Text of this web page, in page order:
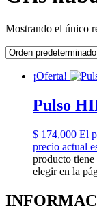
Mostrando el único
¡Oferta!
Pulso
$174,000 El
precio actual
producto tiene
elegir en la